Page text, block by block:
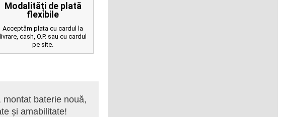
Modalități de plată
flexibile
Acceptăm plata cu cardul la
livrare, cash, O.P. sau cu cardul
pe site.
baterie nouă,
și amabilitate!